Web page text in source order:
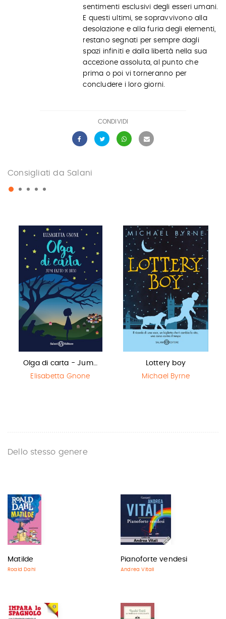
sentimenti esclusivi degli esseri umani.
E questi ultimi, se sopravvivono alla
desolazione e alla furia degli elementi,
restano segnati per sempre dagli
spazi infiniti e dalla libertà nella sua
accezione assoluta, al punto che
prima o poi vi torneranno per
concludere i loro giorni.
CONDIVIDI
Consigliati da Salani
Olga di carta - Jum…
Elisabetta Gnone
Lottery boy
Michael Byrne
Dello stesso genere
Matilde
Roald Dahl
Pianoforte vendesi
Andrea Vitali